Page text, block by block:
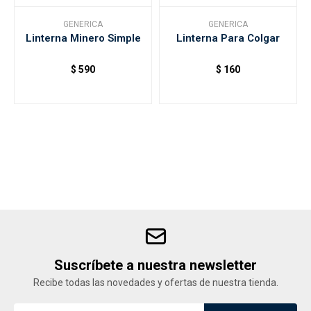
GENERICA
Linterna Minero Simple
$ 590
GENERICA
Linterna Para Colgar
$ 160
Suscríbete a nuestra newsletter
Recibe todas las novedades y ofertas de nuestra tienda.